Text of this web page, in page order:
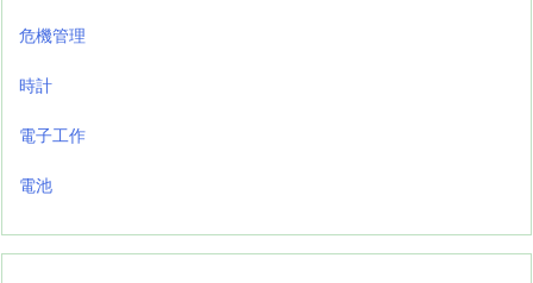
危機管理
時計
電子工作
電池